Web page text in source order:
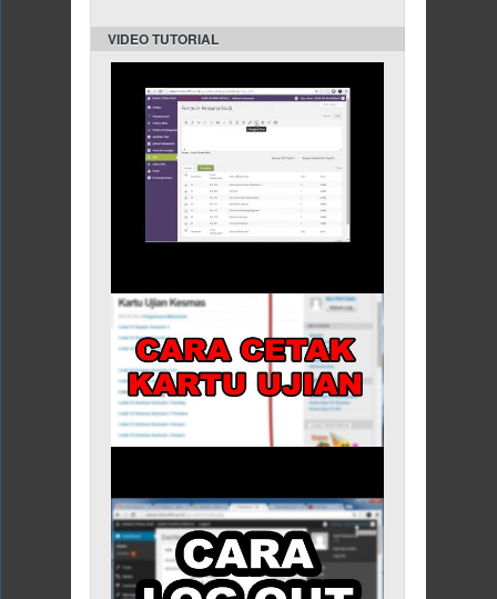
VIDEO TUTORIAL